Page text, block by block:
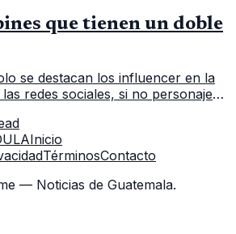
que tienen un doble
se destacan los influencer en la
redes sociales, si no personajes
Inicio
TérminosContacto
— Noticias de Guatemala.